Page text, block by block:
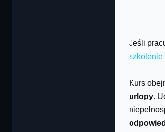
Jeśli
szkolenie
Kurs
urlopy.